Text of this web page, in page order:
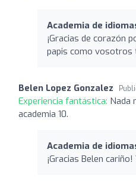
Academia de
¡Gracias de corazón
papis como vosotros
Belen Lopez Gonzalez
Experiencia fantástica: Nada
academia 10.
Academia de
¡Gracias Belen